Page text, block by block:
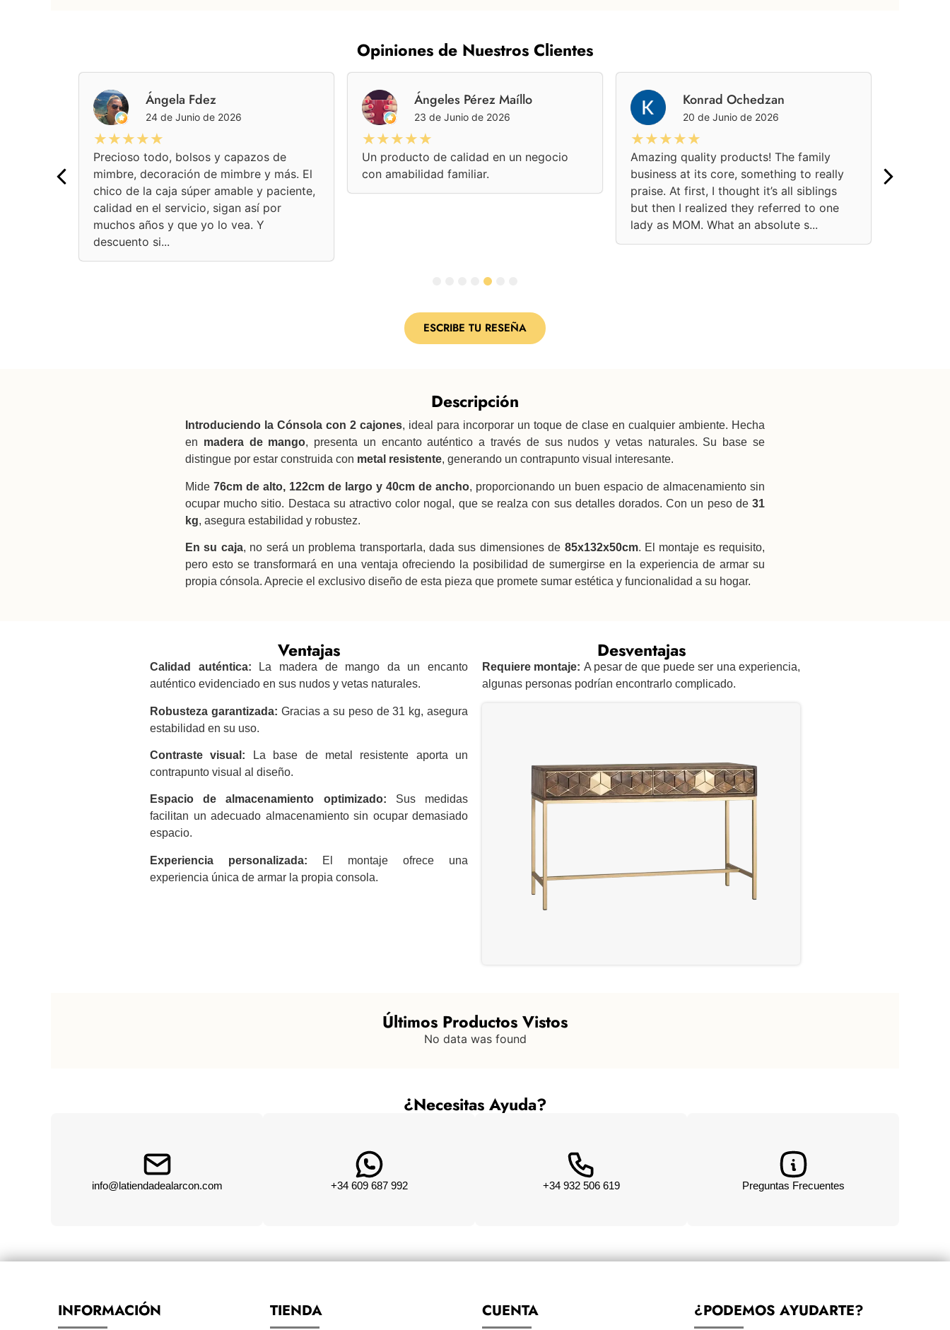
Opiniones de Nuestros Clientes
Ángela Fdez
24 de Junio de 2026
★★★★★
Precioso todo, bolsos y capazos de
mimbre, decoración de mimbre y más. El
chico de la caja súper amable y paciente,
calidad en el servicio, sigan así por
muchos años y que yo lo vea. Y
descuento si...
Ángeles Pérez Maíllo
23 de Junio de 2026
★★★★★
Un producto de calidad en un negocio
con amabilidad familiar.
Konrad Ochedzan
20 de Junio de 2026
★★★★★
Amazing quality products! The family
business at its core, something to really
praise. At first, I thought it’s all siblings
but then I realized they referred to one
lady as MOM. What an absolute s...
ESCRIBE TU RESEÑA
Descripción
Introduciendo la Cónsola con 2 cajones, ideal para incorporar un toque de clase en cualquier ambiente. Hecha
en madera de mango, presenta un encanto auténtico a través de sus nudos y vetas naturales. Su base se
distingue por estar construida con metal resistente, generando un contrapunto visual interesante.
Mide 76cm de alto, 122cm de largo y 40cm de ancho, proporcionando un buen espacio de almacenamiento sin
ocupar mucho sitio. Destaca su atractivo color nogal, que se realza con sus detalles dorados. Con un peso de 31
kg, asegura estabilidad y robustez.
En su caja, no será un problema transportarla, dada sus dimensiones de 85x132x50cm. El montaje es requisito,
pero esto se transformará en una ventaja ofreciendo la posibilidad de sumergirse en la experiencia de armar su
propia cónsola. Aprecie el exclusivo diseño de esta pieza que promete sumar estética y funcionalidad a su hogar.
Ventajas
Calidad auténtica: La madera de mango da un encanto
auténtico evidenciado en sus nudos y vetas naturales.
Robusteza garantizada: Gracias a su peso de 31 kg, asegura
estabilidad en su uso.
Contraste visual: La base de metal resistente aporta un
contrapunto visual al diseño.
Espacio de almacenamiento optimizado: Sus medidas
facilitan un adecuado almacenamiento sin ocupar demasiado
espacio.
Experiencia personalizada: El montaje ofrece una
experiencia única de armar la propia consola.
Desventajas
Requiere montaje: A pesar de que puede ser una experiencia,
algunas personas podrían encontrarlo complicado.
Últimos Productos Vistos
No data was found
¿Necesitas Ayuda?
info@latiendadealarcon.com +34 609 687 992 +34 932 506 619 Preguntas Frecuentes
INFORMACIÓN TIENDA CUENTA ¿PODEMOS AYUDARTE?